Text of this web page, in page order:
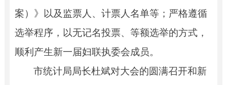
案）》以及监票人、计票人名单等；严格遵循
选举程序，以无记名投票、等额选举的方式，
顺利产生新一届妇联执委会成员。
市统计局局长杜斌对大会的圆满召开和新